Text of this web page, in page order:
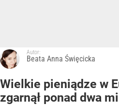
Autor:
Beata Anna Święcicka
Wielkie pieniądze w
zgarnął ponad dwa